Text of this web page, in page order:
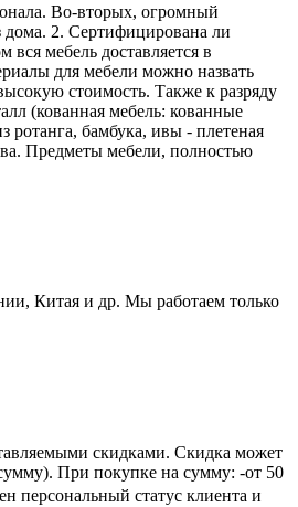
Во-вторых, огромный
дома. 2. Сертифицирована ли
мебель доставляется в
для мебели можно назвать
стоимость. Также к разряду
(кованная мебель: кованные
бамбука, ивы - плетеная
Предметы мебели, полностью
Китая и др. Мы работаем только
скидками. Скидка может
При покупке на сумму: -от 50
персональный статус клиента и